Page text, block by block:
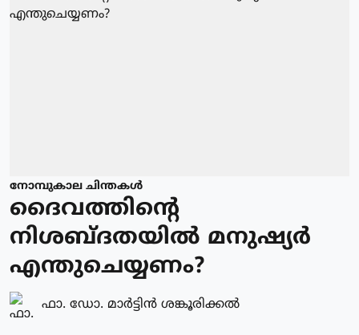
നോമ്പുകാല ചിന്തകൾ
ദൈവത്തിന്റെ
നിശബ്ദതയിൽ മനുഷ്യർ
എന്തുചെയ്യണം?
ഫാ. ഡോ. മാര്‍ട്ടിന്‍ ശങ്കൂരിക്കല്‍